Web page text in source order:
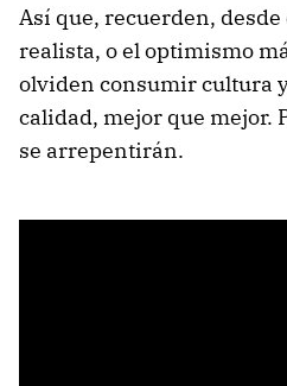
Así que, recuerden,
realista, o el optimismo
olviden consumir cultura
calidad, mejor que mejor.
se arrepentirán.